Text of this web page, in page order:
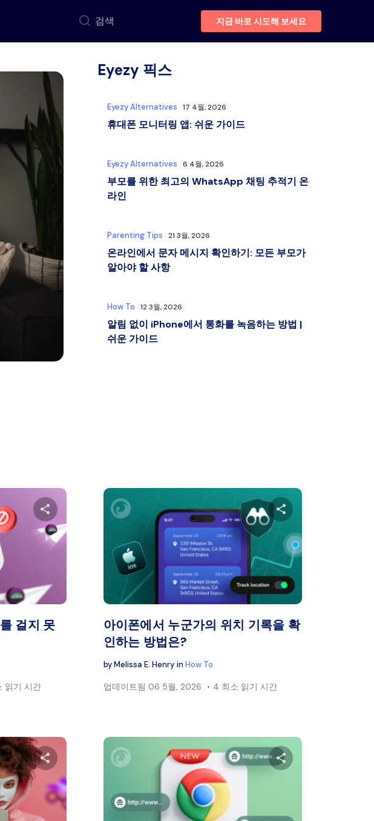
검색 지금 바로 시도해 보세요
Eyezy 픽스
Eyezy Alternatives 17 4월, 2026
휴대폰 모니터링 앱: 쉬운 가이드
Eyezy Alternatives 6 4월, 2026
부모를 위한 최고의 WhatsApp 채팅 추적기 온
라인
Parenting Tips 21 3월, 2026
온라인에서 문자 메시지 확인하기: 모든 부모가
알아야 할 사항
How To 12 3월, 2026
알림 없이 iPhone에서 통화를 녹음하는 방법 |
쉬운 가이드
이 글을 공유하세요
트위터 링크 복사
걸지 못
읽기 시간
이 글을 공유하
트위터
아이폰에서 누군가의 위치 기록을 확
인하는 방법은?
byMelissa E. Henry in How To
업데이트됨 06 5월, 2026 4 최소 읽기 시간
이 글을 공유하세요